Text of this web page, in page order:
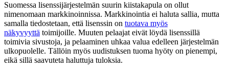
Suomessa lisenssijärjestelmän suurin kiistakapula on ollut
nimenomaan markkinoinnissa. Markkinointia ei haluta sallia, mutta
samalla tiedostetaan, että lisenssin on tuotava myös
näkyvyyttä toimijoille. Muuten pelaajat eivät löydä lisenssillä
toimivia sivustoja, ja pelaaminen uhkaa valua edelleen järjestelmän
ulkopuolelle. Tällöin myös uudistuksen tuoma hyöty on pienempi,
eikä sillä saavuteta haluttuja tuloksia.